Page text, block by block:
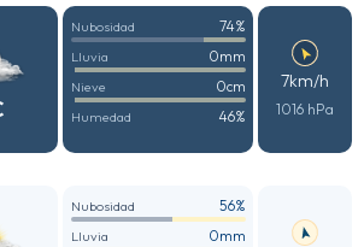
Nubosidad 74%
Lluvia 0mm
Nieve 0cm
Humedad 46%
7km/h
1016 hPa
Nubosidad 56%
Lluvia 0mm